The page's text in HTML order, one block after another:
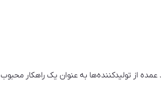
از تولیدکننده‌ها به عنوان یک راهکار محبوب